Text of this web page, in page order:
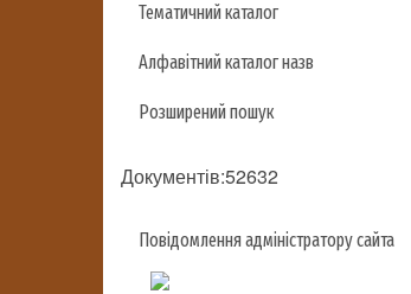
Тематичний каталог
Алфавітний каталог назв
Розширений пошук
Документів:52632
Повідомлення адміністратору сайта